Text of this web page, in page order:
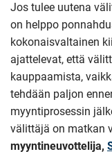
Jos tulee uutena
on helppo
kokonaisvaltainen
ajattelevat, että
kauppaamista,
tehdään paljon
myyntiprosessin
välittäjä on matkan
myyntineuvottelija,